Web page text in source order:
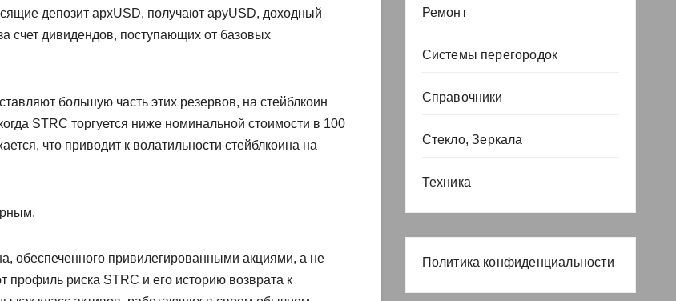
депозит apxUSD, получают apyUSD, доходный
счет дивидендов, поступающих от базовых
большую часть этих резервов, на стейблкоин
STRC торгуется ниже номинальной стоимости в 100
что приводит к волатильности стейблкоина на
обеспеченного привилегированными акциями, а не
риска STRC и его историю возврата к
Ремонт
Системы перегородок
Справочники
Стекло, Зеркала
Техника
Политика конфиденциальности